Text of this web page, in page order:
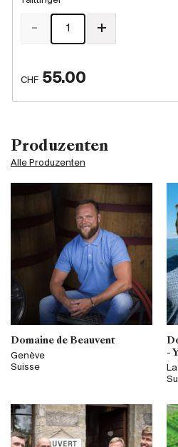
Produzenten
Alle Produzenten
Domaine de Beauvent
Genève
Suisse
-
CHF 55.00
- +